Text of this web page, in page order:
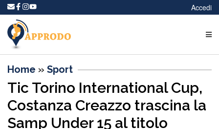
Accedi
Home » Sport
Tic Torino International Cup,
Costanza Creazzo trascina la
Samp Under 15 al titolo